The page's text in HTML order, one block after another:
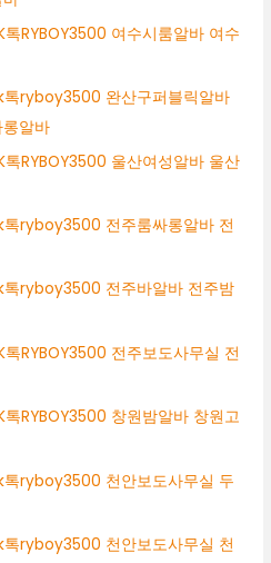
RYBOY3500 여수시룸알바 여수
ryboy3500 완산구퍼블릭알바
알바
RYBOY3500 울산여성알바 울산
ryboy3500 전주룸싸롱알바 전
ryboy3500 전주바알바 전주밤
RYBOY3500 전주보도사무실 전
RYBOY3500 창원밤알바 창원고
ryboy3500 천안보도사무실 두
ryboy3500 천안보도사무실 천